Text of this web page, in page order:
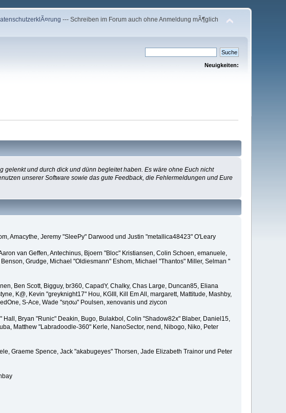
--- Schreiben im Forum auch ohne Anmeldung mÃ¶glich
Neuigkeiten:
und durch dick und dünn begleitet haben. Es wäre ohne Euch nicht
unserer Software sowie das gute Feedback, die Fehlermeldungen und Eure
Amacythe, Jeremy "SleePy" Darwood und Justin "metallica48423" O'Leary
van Geffen, Antechinus, Bjoern "Bloc" Kristiansen, Colin Schoen, emanuele,
Grudge, Michael "Oldiesmann" Eshom, Michael "Thantos" Miller, Selman "
Ben Scott, Bigguy, br360, CapadY, Chalky, Chas Large, Duncan85, Eliana
K@, Kevin "greyknight17" Hou, KGIII, Kill Em All, margarett, Mattitude, Mashby,
S-Ace, Wade "sησω" Poulsen, xenovanis und ziycon
Bryan "Runic" Deakin, Bugo, Bulakbol, Colin "Shadow82x" Blaber, Daniel15,
Matthew "Labradoodle-360" Kerle, NanoSector, nend, Nibogo, Niko, Peter
Graeme Spence, Jack "akabugeyes" Thorsen, Jade Elizabeth Trainor und Peter